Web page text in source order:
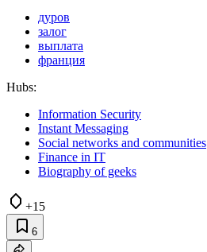
дуров
залог
выплата
франция
Hubs:
Information Security
Instant Messaging
Social networks and communities
Finance in IT
Biography of geeks
+15
6